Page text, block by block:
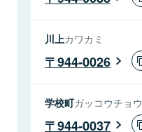
川上カワカミ
944-0026
学校町ガッコウチョウ
944-0037